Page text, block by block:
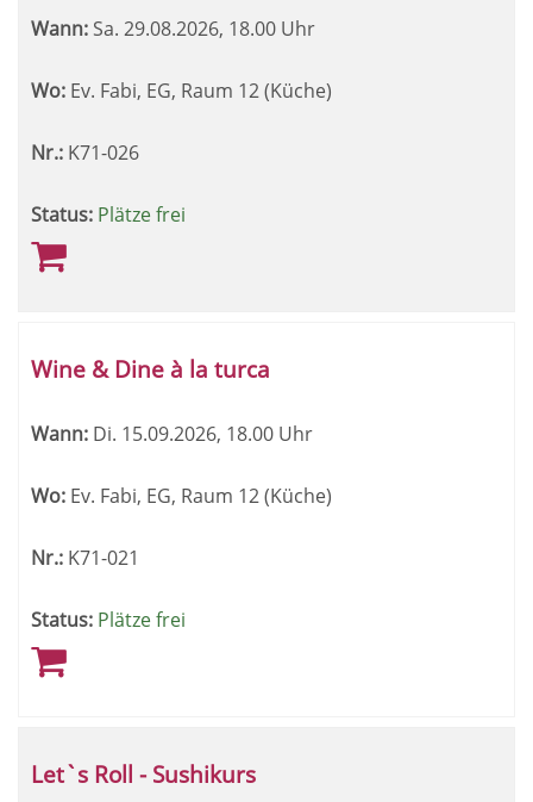
Wann: Sa. 29.08.2026, 18.00 Uhr
Wo: Ev. Fabi, EG, Raum 12 (Küche)
Nr.: K71-026
Status: Plätze frei
Wine & Dine à la turca
Wann: Di. 15.09.2026, 18.00 Uhr
Wo: Ev. Fabi, EG, Raum 12 (Küche)
Nr.: K71-021
Status: Plätze frei
Let`s Roll - Sushikurs